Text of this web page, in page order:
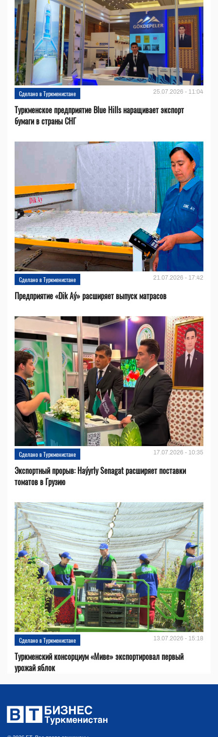
Сделано в Туркменистане 25.07.2026 - 11:04
Туркменское предприятие Blue Hills наращивает экспорт
бумаги в страны СНГ
Сделано в Туркменистане 21.07.2026 - 17:42
Предприятие «Dik Aý» расширяет выпуск матрасов
Сделано в Туркменистане 17.07.2026 - 10:35
Экспортный прорыв: Haýyrly Senagat расширяет поставки
томатов в Грузию
Сделано в Туркменистане 13.07.2026 - 15:18
Туркменский консорциум «Миве» экспортировал первый
урожай яблок